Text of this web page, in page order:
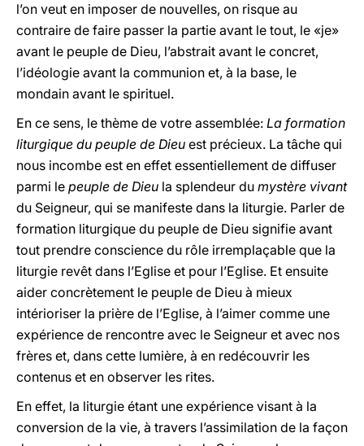
l’on veut en imposer de nouvelles, on risque au
contraire de faire passer la partie avant le tout, le «je»
avant le peuple de Dieu, l’abstrait avant le concret,
l’idéologie avant la communion et, à la base, le
mondain avant le spirituel.
En ce sens, le thème de votre assemblée: La formation
liturgique du peuple de Dieu est précieux. La tâche qui
nous incombe est en effet essentiellement de diffuser
parmi le peuple de Dieu la splendeur du mystère vivant
du Seigneur, qui se manifeste dans la liturgie. Parler de
formation liturgique du peuple de Dieu signifie avant
tout prendre conscience du rôle irremplaçable que la
liturgie revêt dans l’Eglise et pour l’Eglise. Et ensuite
aider concrètement le peuple de Dieu à mieux
intérioriser la prière de l’Eglise, à l’aimer comme une
expérience de rencontre avec le Seigneur et avec nos
frères et, dans cette lumière, à en redécouvrir les
contenus et en observer les rites.
En effet, la liturgie étant une expérience visant à la
conversion de la vie, à travers l’assimilation de la façon